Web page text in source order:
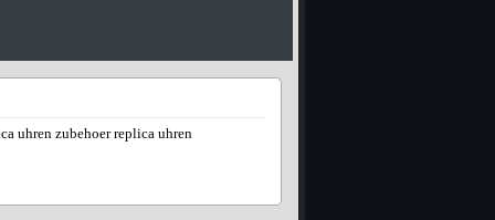
uhrenzubehoer replica uhren